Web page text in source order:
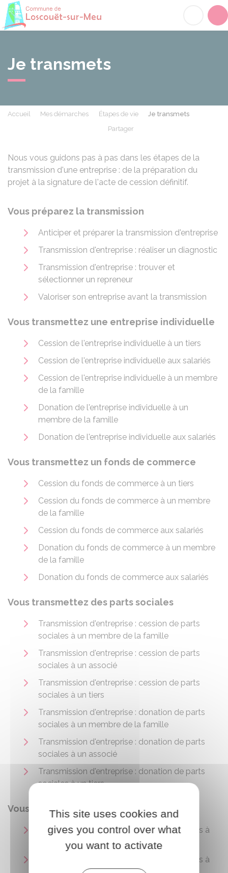
Je transmets
Accueil Mes démarches Étapes de vie
Je transmets
Partager
Nous vous guidons pas à pas dans les étapes de la
transmission d'une entreprise : de la préparation du
projet à la signature de l'acte de cession définitif.
Vous préparez la transmission
Anticiper et préparer la transmission d'entreprise
Transmission d'entreprise : réaliser un diagnostic
Transmission d'entreprise : trouver et
sélectionner un repreneur
Valoriser son entreprise avant la transmission
Vous transmettez une entreprise individuelle
Cession de l'entreprise individuelle à un tiers
Cession de l'entreprise individuelle aux salariés
Cession de l'entreprise individuelle à un membre
de la famille
Donation de l'entreprise individuelle à un
membre de la famille
Donation de l'entreprise individuelle aux salariés
Vous transmettez un fonds de commerce
Cession du fonds de commerce à un tiers
Cession du fonds de commerce à un membre
de la famille
Cession du fonds de commerce aux salariés
Donation du fonds de commerce à un membre
de la famille
Donation du fonds de commerce aux salariés
Vous transmettez des parts sociales
Transmission d'entreprise : cession de parts
sociales à un membre de la famille
Transmission d'entreprise : cession de parts
sociales à un associé
Transmission d'entreprise : cession de parts
sociales à un tiers
Transmission d'entreprise : donation de parts
sociales à un membre de la famille
Transmission d'entreprise : donation de parts
sociales à un associé
Transmission d'entreprise : donation de parts
sociales à un tiers
Vous transmettez des actions
Transmission d'entreprise : cession d'actions à
un membre de la famille
Transmission d'entreprise : cession d'actions à
This site uses cookies and
gives you control over what
you want to activate